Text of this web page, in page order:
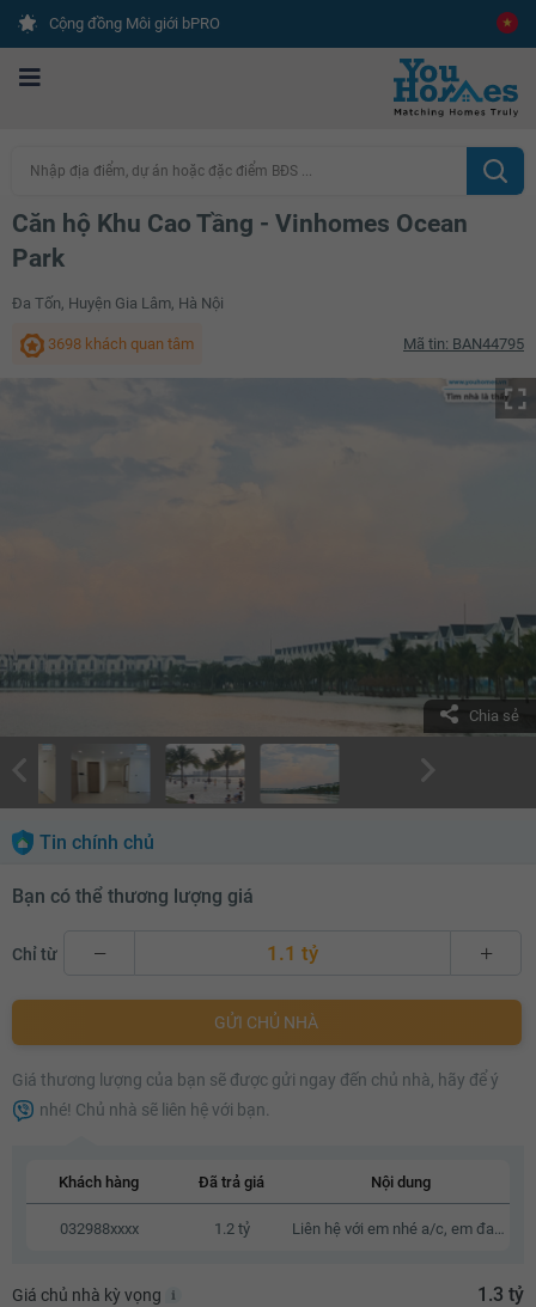
Cộng đồng Môi giới bPRO
Nhập địa điểm, dự án hoặc đặc điểm BĐS ...
Căn hộ Khu Cao Tầng - Vinhomes Ocean
Park
Đa Tốn, Huyện Gia Lâm, Hà Nội
3698 khách quan tâm Mã tin: BAN44795
Chia sẻ
Tin chính chủ
Bạn có thể thương lượng giá
Chỉ từ 1.1 tỷ
1.14 tỷ
1.2 tỷ
GỬI CHỦ NHÀ
Giá thương lượng của bạn sẽ được gửi ngay đến chủ nhà, hãy để ý
nhé! Chủ nhà sẽ liên hệ với bạn.
Khách hàng Đã trả giá Nội dung
032988xxxx 1.2 tỷ
Giá chủ nhà kỳ vọng 1.3 tỷ